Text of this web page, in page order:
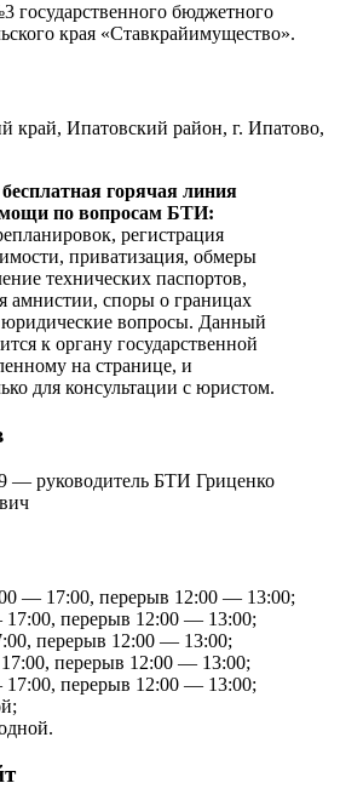
бюджетного
края «Ставкрайимущество».
край, Ипатовский район, г. Ипатово,
горячая линия
по вопросам БТИ:
регистрация
приватизация, обмеры
технических паспортов,
амнистии, споры о границах
юридические вопросы. Данный
к органу государственной
на странице, и
для консультации с юристом.
— руководитель БТИ Гриценко
— 17:00, перерыв 12:00 — 13:00;
перерыв 12:00 — 13:00;
перерыв 12:00 — 13:00;
перерыв 12:00 — 13:00;
перерыв 12:00 — 13:00;